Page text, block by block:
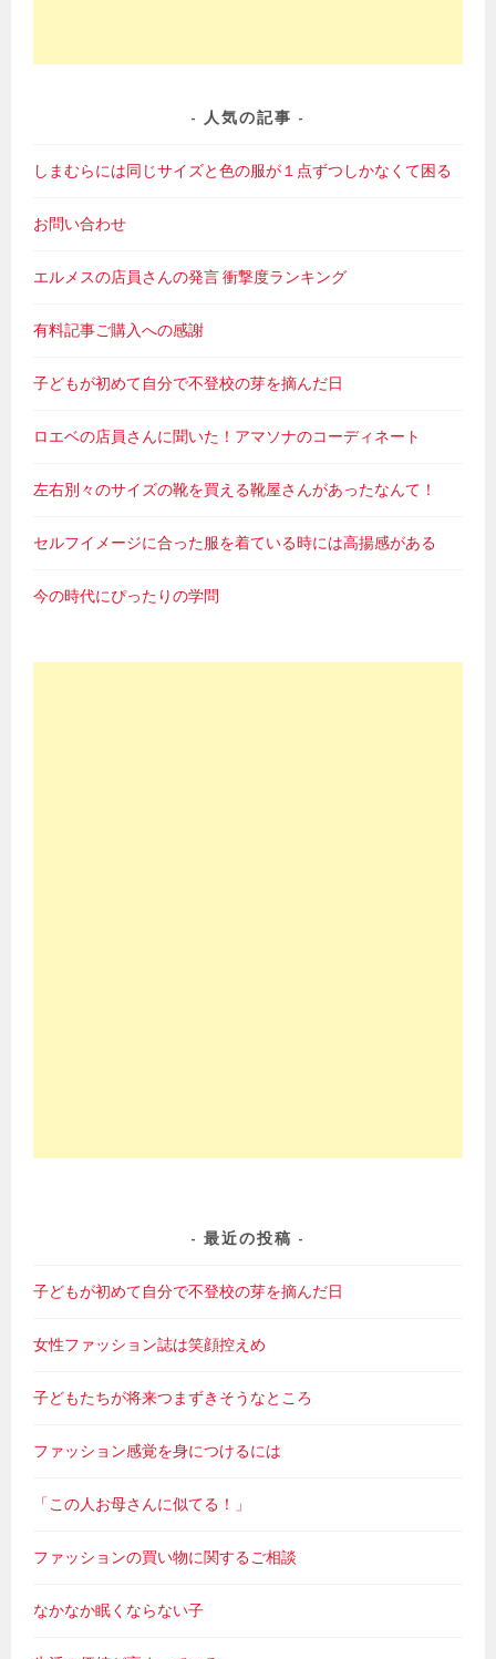
人気の記事
しまむらには同じサイズと色の服が１点ずつしかなくて困る
お問い合わせ
エルメスの店員さんの発言 衝撃度ランキング
有料記事ご購入への感謝
子どもが初めて自分で不登校の芽を摘んだ日
ロエベの店員さんに聞いた！アマソナのコーディネート
左右別々のサイズの靴を買える靴屋さんがあったなんて！
セルフイメージに合った服を着ている時には高揚感がある
今の時代にぴったりの学問
最近の投稿
子どもが初めて自分で不登校の芽を摘んだ日
女性ファッション誌は笑顔控えめ
子どもたちが将来つまずきそうなところ
ファッション感覚を身につけるには
「この人お母さんに似てる！」
ファッションの買い物に関するご相談
なかなか眠くならない子